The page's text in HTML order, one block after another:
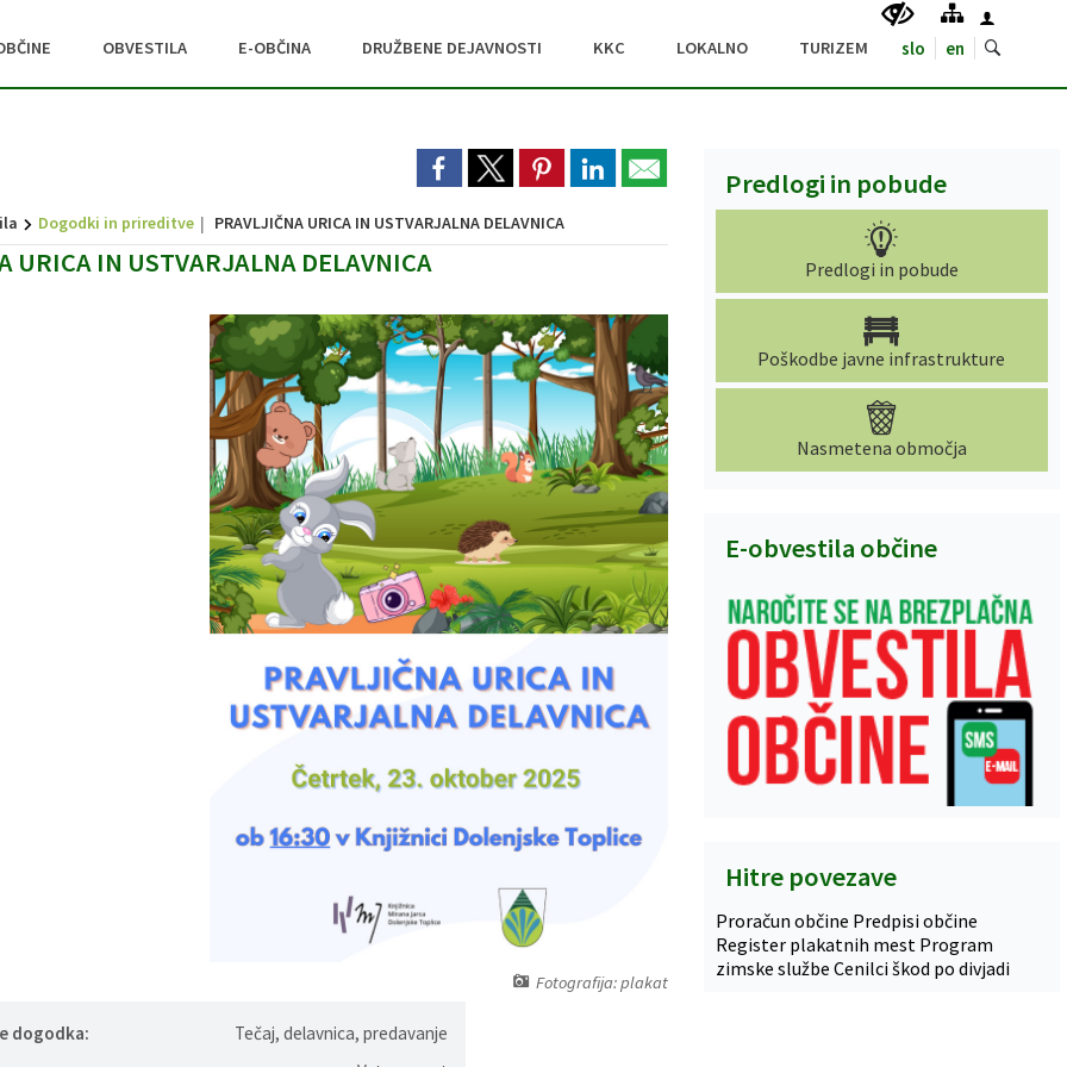
OBVESTILA E-OBČINA DRUŽBENE DEJAVNOSTI KKC LOKALNO TURIZEM slo en
Dogodki in prireditve PRAVLJIČNA URICA IN USTVARJALNA DELAVNICA
URICA IN USTVARJALNA DELAVNICA
Fotografija: plakat
dogodka:
Tečaj, delavnica, predavanje
Predlogi in pobude
Predlogi in pobude
Poškodbe javne infrastrukture
Nasmetena območja
E-obvestila občine
Hitre povezave
Proračun občine Predpisi občine
Register plakatnih mest Program
zimske službe Cenilci škod po divjadi